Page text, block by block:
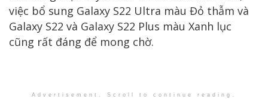
việc bổ sung Galaxy S22 Ultra màu Đỏ thẫm và
Galaxy S22 và Galaxy S22 Plus màu Xanh lục
cũng rất đáng để mong chờ.
Advertisement. Scroll to continue reading.